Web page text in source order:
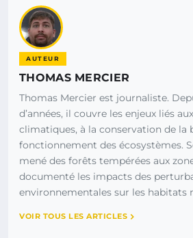
AUTEUR
THOMAS MERCIER
Thomas Mercier est journaliste.
d’années, il couvre les enjeux liés
climatiques, à la conservation de la
fonctionnement des écosystèmes.
mené des forêts tempérées aux
documenté les impacts des
environnementales sur les habitats
VOIR TOUS LES ARTICLES